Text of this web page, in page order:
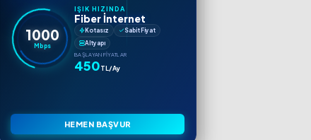
1000
Mbps
IŞIK HIZINDA
Fiber İnternet
Kotasız
Sabit Fiyat
Altyapı
BAŞLAYAN FIYATLAR
450TL/Ay
HEMEN BAŞVUR